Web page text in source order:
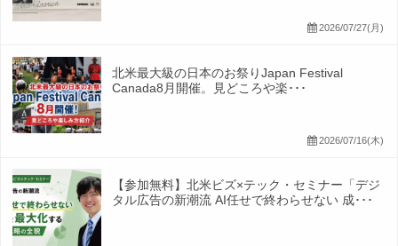
2026/07/27(月)
北米最大級の日本のお祭りJapan Festival
Canada8月開催。見どころや楽･･･
2026/07/16(木)
【参加無料】北米ビズ×テック・セミナー「デジ
タル広告の新潮流 AI任せで終わらせない 成･･･